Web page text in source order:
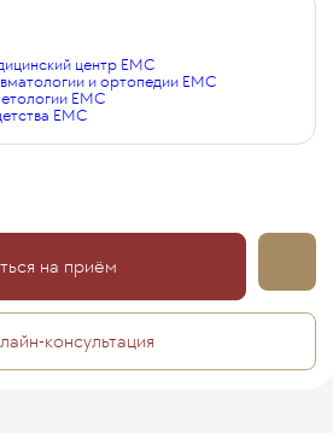
центр EMC
и ортопедии EMC
EMC
EMC
на приём
консультация